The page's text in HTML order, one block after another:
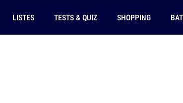
LISTES TESTS & QUIZ SHOPPING